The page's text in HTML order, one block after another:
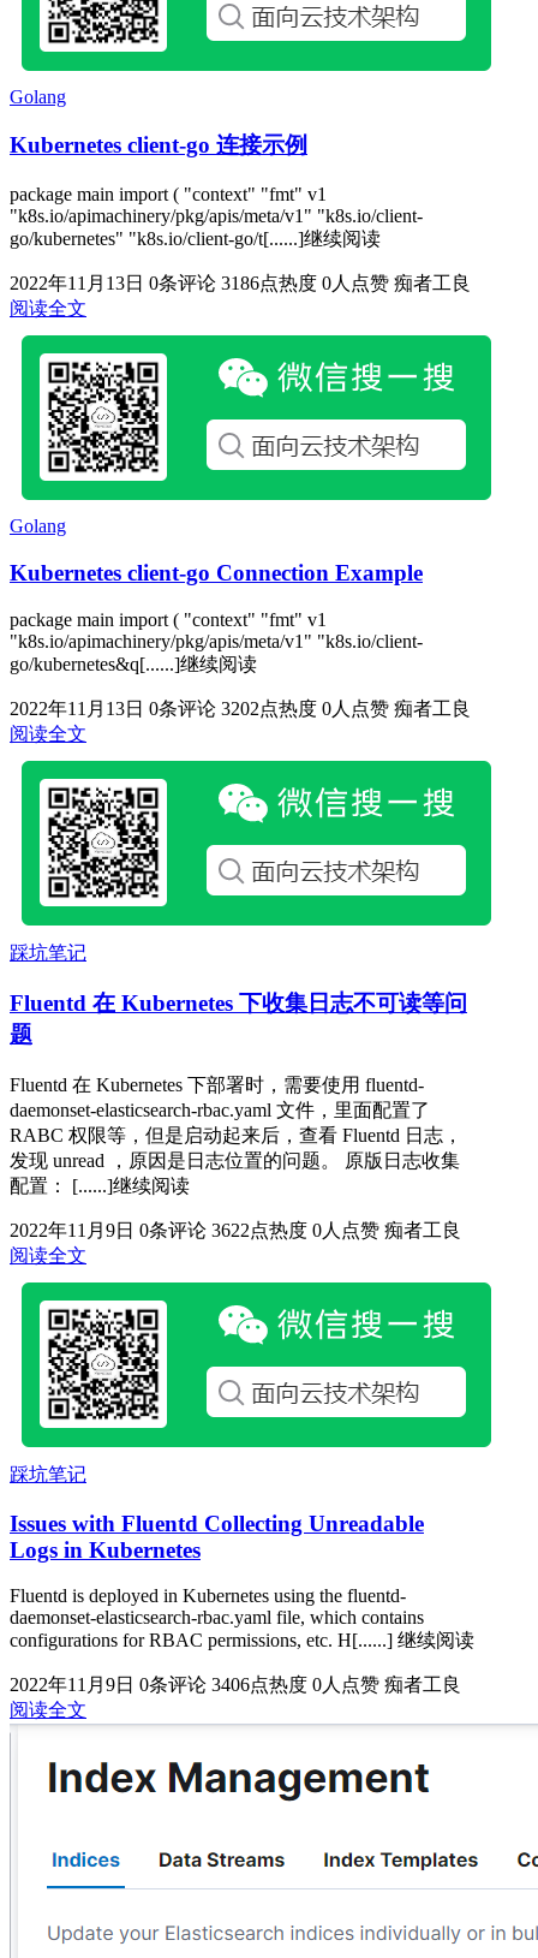
Golang
Kubernetes client-go 连接示例
package main import ( "context" "fmt" v1
"k8s.io/apimachinery/pkg/apis/meta/v1" "k8s.io/client-
go/kubernetes" "k8s.io/client-go/t[......]继续阅读
2022年11月13日 0条评论 3186点热度 0人点赞 痴者工良
阅读全文
Golang
Kubernetes client-go Connection Example
package main import ( "context" "fmt" v1
"k8s.io/apimachinery/pkg/apis/meta/v1" "k8s.io/client-
go/kubernetes&q[......]继续阅读
2022年11月13日 0条评论 3202点热度 0人点赞 痴者工良
阅读全文
踩坑笔记
Fluentd 在 Kubernetes 下收集日志不可读等问
题
Fluentd 在 Kubernetes 下部署时，需要使用 fluentd-
daemonset-elasticsearch-rbac.yaml 文件，里面配置了
RABC 权限等，但是启动起来后，查看 Fluentd 日志，
发现 unread ，原因是日志位置的问题。 原版日志收集
配置： [......]继续阅读
2022年11月9日 0条评论 3622点热度 0人点赞 痴者工良
阅读全文
踩坑笔记
Issues with Fluentd Collecting Unreadable
Logs in Kubernetes
Fluentd is deployed in Kubernetes using the fluentd-
daemonset-elasticsearch-rbac.yaml file, which contains
configurations for RBAC permissions, etc. H[......] 继续阅读
2022年11月9日 0条评论 3406点热度 0人点赞 痴者工良
阅读全文